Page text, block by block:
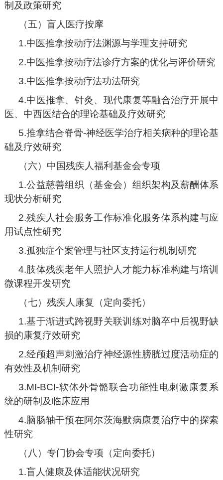
制及政策研究
（五）盲人医疗按摩
1.中医推拿按动疗法渊源与学理支持研究
2.中医推拿按动疗法诊疗方案的优化与评价研究
3.中医推拿按动疗法功法研究
4.中医推拿、针灸、现代康复等融合治疗开展中
医、中西医结合的理论基础及疗效研究
5.推拿结合脊骨-神经医学治疗相关病种的理论基
础及疗效研究
（六）中国残疾人福利基金会专项
1.公益慈善组织（基金会）组织架构及薪酬体系
现状分析研究
2.残疾人社会服务工作标准化服务体系构建与应
用试点性研究
3.孤独症个案管理与社区支持运行机制研究
4.肢体残疾老年人照护人才能力标准构建与培训
微课程开发研究
（七）残疾人康复（定向委托）
1.基于渐进式跨视野关联训练对脑卒中后视野缺
损的康复疗效研究
2.经颅超声刺激治疗神经源性膀胱过度活动症的
有效性及机制研究
3.MI-BCI-软体外骨骼联合功能性电刺激康复系
统的研制及临床应用
4.脑肠轴干预在阿尔茨海默病康复治疗中的探索
性研究
（八）专门协会专项（定向委托）
1.盲人健康及体适能状况研究